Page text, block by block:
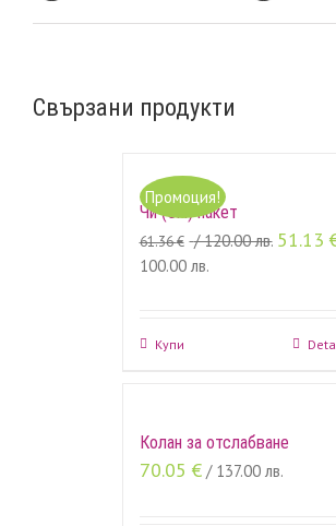
Свързани продукти
Промоция!
Чи (Chi) пакет
61.36€ / 120.00 лв. 51.13
100.00 лв.
Купи
Колан за отслабване
70.05 € / 137.00 лв.